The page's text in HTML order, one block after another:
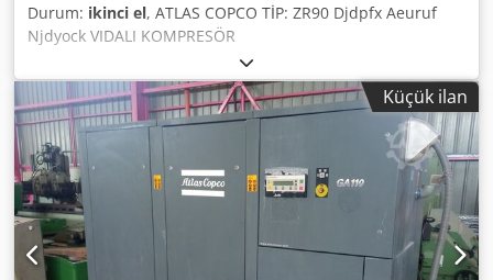
Durum: ikinci el, ATLAS COPCO TİP: ZR90 Djdpfx Aeuruf
Njdyock VIDALI KOMPRESÖR
Küçük ilan